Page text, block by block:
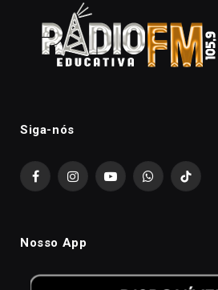
Siga-nós
FacebookInstagramYouTubeWhatsAppTikTok
Nosso App